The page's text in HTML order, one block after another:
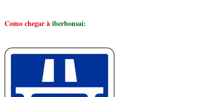
Como chegar àiberbonsai: